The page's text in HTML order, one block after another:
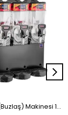
Üçlü Slush (Buzlaş) Makinesi 12+12+12 lt